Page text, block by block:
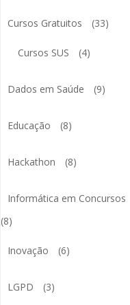
Cursos Gratuitos (33)
Cursos SUS (4)
Dados em Saúde (9)
Educação (8)
Hackathon (8)
Informática em Concursos
(8)
Inovação (6)
LGPD (3)